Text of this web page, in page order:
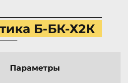
Б-БК-Х2К
Параметры